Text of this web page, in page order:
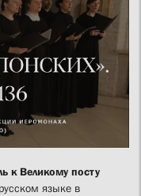
к Великому посту
языке в